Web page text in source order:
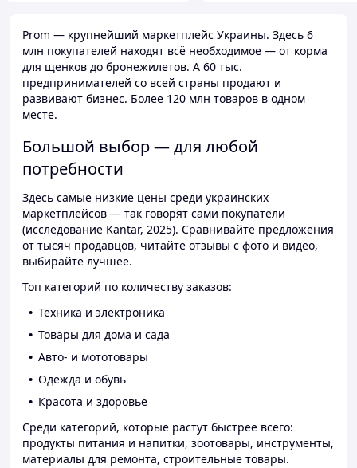
Prom — крупнейший маркетплейс Украины. Здесь 6
млн покупателей находят всё необходимое — от корма
для щенков до бронежилетов. А 60 тыс.
предпринимателей со всей страны продают и
развивают бизнес. Более 120 млн товаров в одном
месте.
Большой выбор — для любой
потребности
Здесь самые низкие цены среди украинских
маркетплейсов — так говорят сами покупатели
(исследование Kantar, 2025). Сравнивайте предложения
от тысяч продавцов, читайте отзывы с фото и видео,
выбирайте лучшее.
Топ категорий по количеству заказов:
Техника и электроника
Товары для дома и сада
Авто- и мототовары
Одежда и обувь
Красота и здоровье
Среди категорий, которые растут быстрее всего:
продукты питания и напитки, зоотовары, инструменты,
материалы для ремонта, строительные товары.